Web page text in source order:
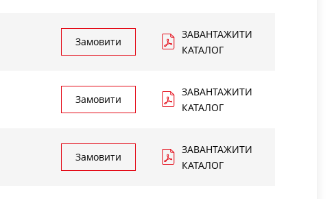
Замовити
ЗАВАНТАЖИТИ
КАТАЛОГ
Замовити
ЗАВАНТАЖИТИ
КАТАЛОГ
Замовити
ЗАВАНТАЖИТИ
КАТАЛОГ